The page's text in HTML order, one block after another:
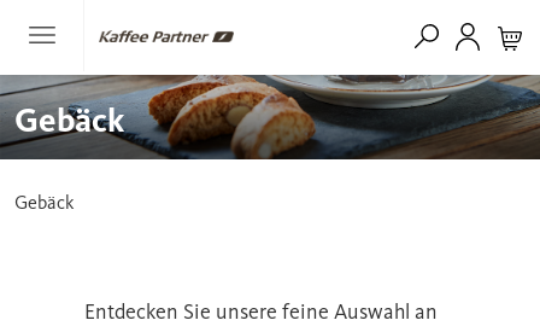
Gebäck
Gebäck
Entdecken Sie unsere feine Auswahl an